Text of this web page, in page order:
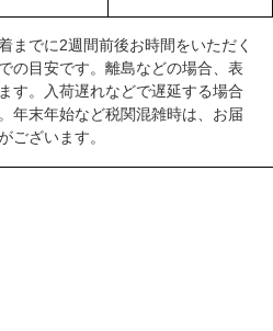
までに2週間前後お時間をいただく
の目安です。離島などの場合、表
す。入荷遅れなどで遅延する場合
年末年始など税関混雑時は、お届
ございます。